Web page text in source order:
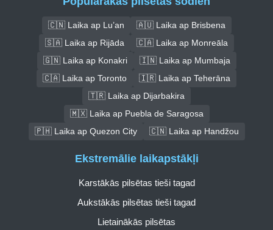
🇨🇳 Laika ap Lu’an
🇦🇺 Laika ap Brisbena
🇸🇦 Laika ap Rijāda
🇨🇦 Laika ap Monreāla
🇬🇳 Laika ap Konakri
🇮🇳 Laika ap Mumbaja
🇨🇦 Laika ap Toronto
🇮🇷 Laika ap Teherāna
🇹🇷 Laika ap Dijarbakira
🇲🇽 Laika ap Puebla de Saragosa
🇵🇭 Laika ap Quezon City
🇨🇳 Laika ap Handžou
Ekstremālie laikapstākļi
Karstākās pilsētas tieši tagad
Aukstākās pilsētas tieši tagad
Lietainākās pilsētas